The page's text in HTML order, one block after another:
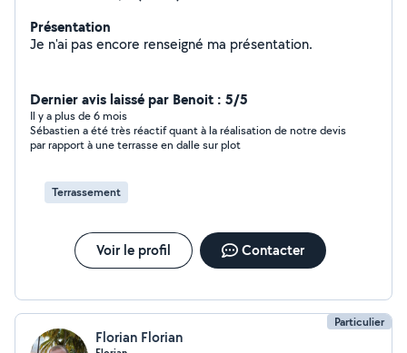
Présentation
Je n'ai pas encore renseigné ma présentation.
Dernier avis laissé par Benoit : 5/5
Il y a plus de 6 mois
Sébastien a été très réactif quant à la réalisation de notre devis
par rapport à une terrasse en dalle sur plot
Terrassement
Voir le profil Contacter
Particulier
Florian Florian